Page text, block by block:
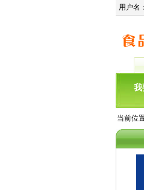
用户名：
我
当前位